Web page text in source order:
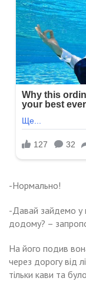
-Нормально!
-Давай зайдемо у
додому? –
На його подив
через дорогу від
тільки кави та